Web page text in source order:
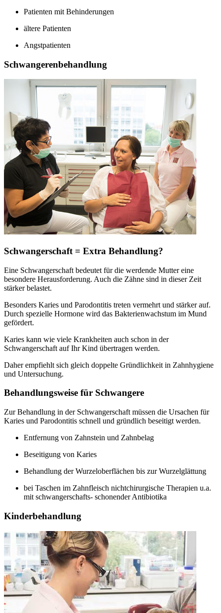
Patienten mit Behinderungen
ältere Patienten
Angstpatienten
Schwangerenbehandlung
Schwangerschaft = Extra Behandlung?
Eine Schwangerschaft bedeutet für die werdende Mutter eine
besondere Herausforderung. Auch die Zähne sind in dieser Zeit
stärker belastet.
Besonders Karies und Parodontitis treten vermehrt und stärker auf.
Durch spezielle Hormone wird das Bakterienwachstum im Mund
gefördert.
Karies kann wie viele Krankheiten auch schon in der
Schwangerschaft auf Ihr Kind übertragen werden.
Daher empfiehlt sich gleich doppelte Gründlichkeit in Zahnhygiene
und Untersuchung.
Behandlungsweise für Schwangere
Zur Behandlung in der Schwangerschaft müssen die Ursachen für
Karies und Parodontitis schnell und gründlich beseitigt werden.
Entfernung von Zahnstein und Zahnbelag
Beseitigung von Karies
Behandlung der Wurzeloberflächen bis zur Wurzelglättung
bei Taschen im Zahnfleisch nichtchirurgische Therapien u.a.
mit schwangerschafts- schonender Antibiotika
Kinderbehandlung